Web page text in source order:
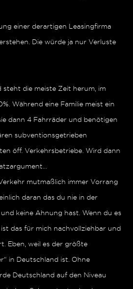
einer derartigen Leasingfirma
Die würde ja nur Verluste
steht die meiste Zeit herum, im
Während eine Familie meist ein
dann 4 Fahrräder und benötigen
subventionsgetrieben
öff. Verkehrsbetriebe. Wird dann
mutmaßlich immer Vorrang
daran das du nie in der
keine Ahnung hast. Wenn du es
ist das für mich nachvollziehbar und
Eben, weil es der größte
in Deutschland ist. Ohne
Deutschland auf den Niveau